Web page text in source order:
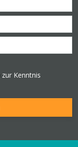
zur Kenntnis